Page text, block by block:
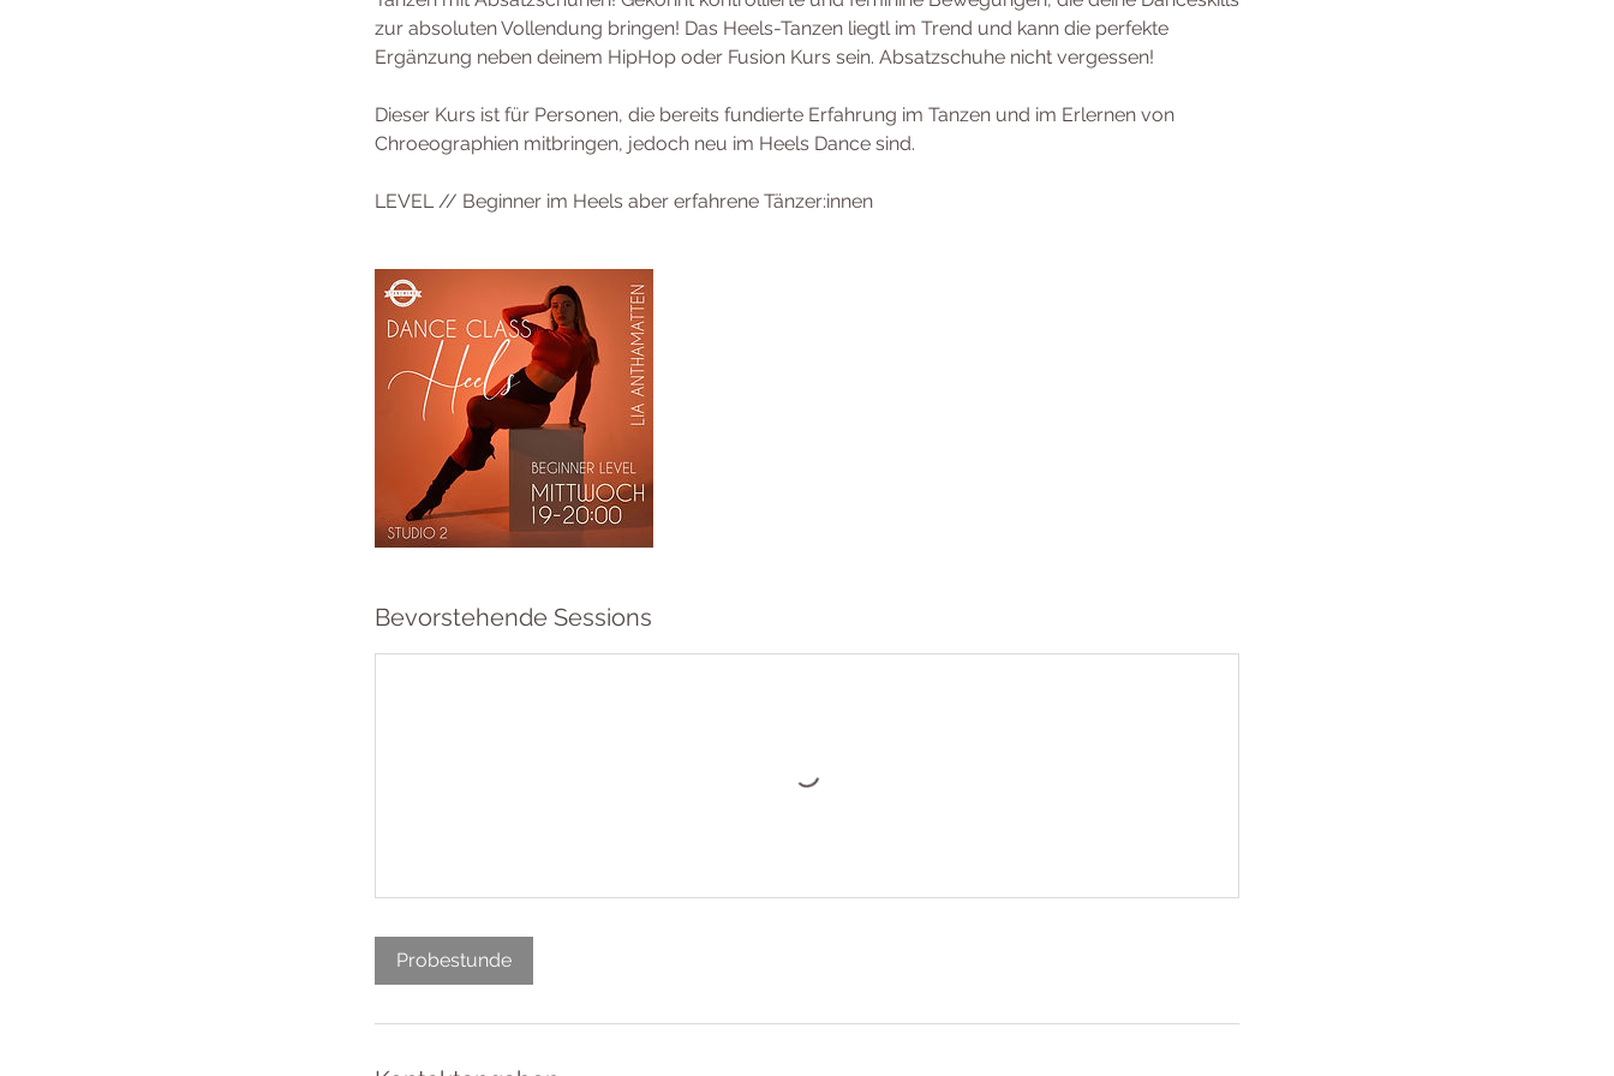
zur absoluten Vollendung bringen! Das Heels-Tanzen liegtl im Trend und kann die perfekte
Ergänzung neben deinem HipHop oder Fusion Kurs sein. Absatzschuhe nicht vergessen!
Dieser Kurs ist für Personen, die bereits fundierte Erfahrung im Tanzen und im Erlernen von
Chroeographien mitbringen, jedoch neu im Heels Dance sind.
LEVEL // Beginner im Heels aber erfahrene Tänzer:innen
Bevorstehende Sessions
Probestunde